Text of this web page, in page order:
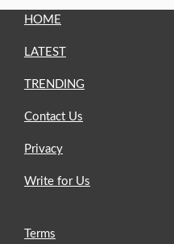
HOME
LATEST
TRENDING
Contact Us
Privacy
Write for Us
Terms